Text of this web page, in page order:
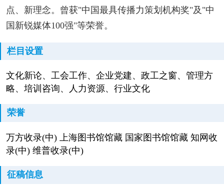
点、新理念。曾获"中国最具传播力策划机构奖"及"中
国新锐媒体100强"等荣誉。
栏目设置
文化新论、工会工作、企业党建、政工之窗、管理方
略、培训咨询、人力资源、行业文化
荣誉
万方收录(中) 上海图书馆馆藏 国家图书馆馆藏 知网收
录(中) 维普收录(中)
征稿信息